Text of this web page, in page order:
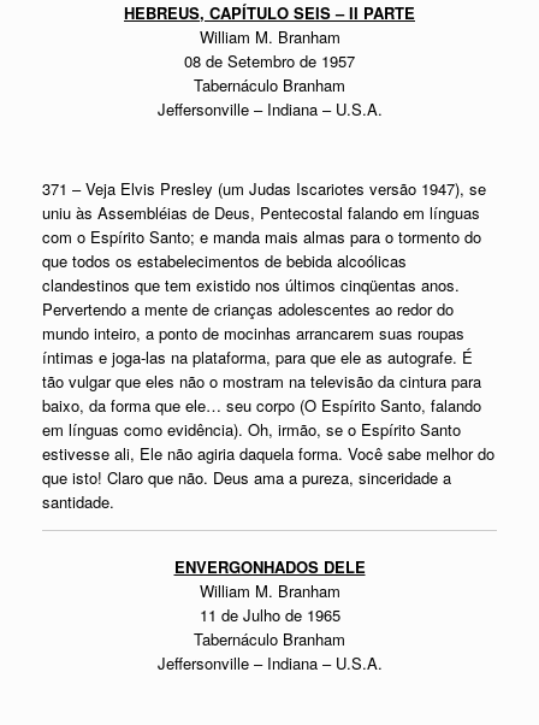
HEBREUS, CAPÍTULO SEIS –II PARTE
William M. Branham
08 de Setembro de 1957
Tabernáculo Branham
Jeffersonville – Indiana – U.S.A.
371 – Veja Elvis Presley (um Judas Iscariotes versão 1947), se
uniu às Assembléias de Deus, Pentecostal falando em línguas
com o Espírito Santo; e manda mais almas para o tormento do
que todos os estabelecimentos de bebida alcoólicas
clandestinos que tem existido nos últimos cinqüentas anos.
Pervertendo a mente de crianças adolescentes ao redor do
mundo inteiro, a ponto de mocinhas arrancarem suas roupas
íntimas e joga-las na plataforma, para que ele as autografe. É
tão vulgar que eles não o mostram na televisão da cintura para
baixo, da forma que ele… seu corpo (O Espírito Santo, falando
em línguas como evidência). Oh, irmão, se o Espírito Santo
estivesse ali, Ele não agiria daquela forma. Você sabe melhor do
que isto! Claro que não. Deus ama a pureza, sinceridade a
santidade.
ENVERGONHADOS DELE
William M. Branham
11 de Julho de 1965
Tabernáculo Branham
Jeffersonville – Indiana – U.S.A.